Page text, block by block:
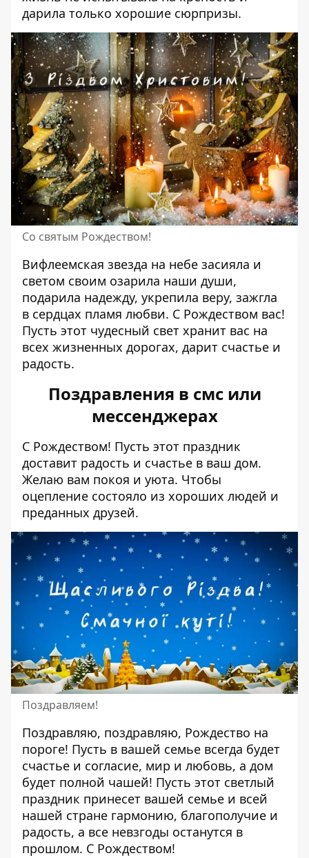
дарила только хорошие сюрпризы.
Со святым Рождеством!
Вифлеемская звезда на небе засияла и
светом своим озарила наши души,
подарила надежду, укрепила веру, зажгла
в сердцах пламя любви. С Рождеством вас!
Пусть этот чудесный свет хранит вас на
всех жизненных дорогах, дарит счастье и
радость.
Поздравления в смс или
мессенджерах
С Рождеством! Пусть этот праздник
доставит радость и счастье в ваш дом.
Желаю вам покоя и уюта. Чтобы
оцепление состояло из хороших людей и
преданных друзей.
Поздравляем!
Поздравляю, поздравляю, Рождество на
пороге! Пусть в вашей семье всегда будет
счастье и согласие, мир и любовь, а дом
будет полной чашей! Пусть этот светлый
праздник принесет вашей семье и всей
нашей стране гармонию, благополучие и
радость, а все невзгоды останутся в
прошлом. С Рождеством!